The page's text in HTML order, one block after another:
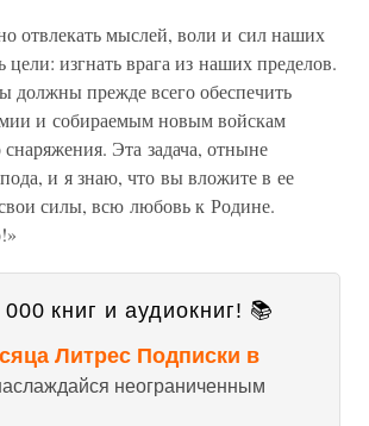
отвлекать мыслей, воли и сил наших
цели: изгнать врага из наших пределов.
должны прежде всего обеспечить
и собираемым новым войскам
Эта задача, отныне
и я знаю, что вы вложите в ее
силы, всю любовь к Родине.
книг и аудиокниг! 📚
Литрес Подписки в
неограниченным